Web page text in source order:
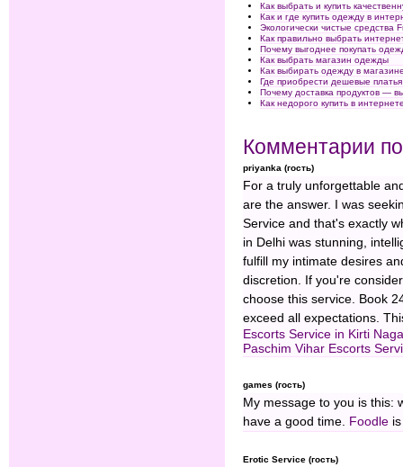
Как выбрать и купить
Как и где купить одежду в
Экологически чистые средства
Как правильно выбрать
Почему выгоднее покупать
Как выбрать магазин одежды
Как выбирать одежду в
Где приобрести дешевые
Почему доставка продуктов —
Как недорого купить в
Комментарии
priyanka (гость)
For a truly unforgettable
are the answer. I was
Service and that's exactly
in Delhi was stunning,
fulfill my intimate desires
discretion. If you're
choose this service. Book
exceed all expectations.
Escorts Service in Kirti
Paschim Vihar Escorts
games (гость)
My message to you is this:
have a good time. Foodle
Erotic Service (гость)